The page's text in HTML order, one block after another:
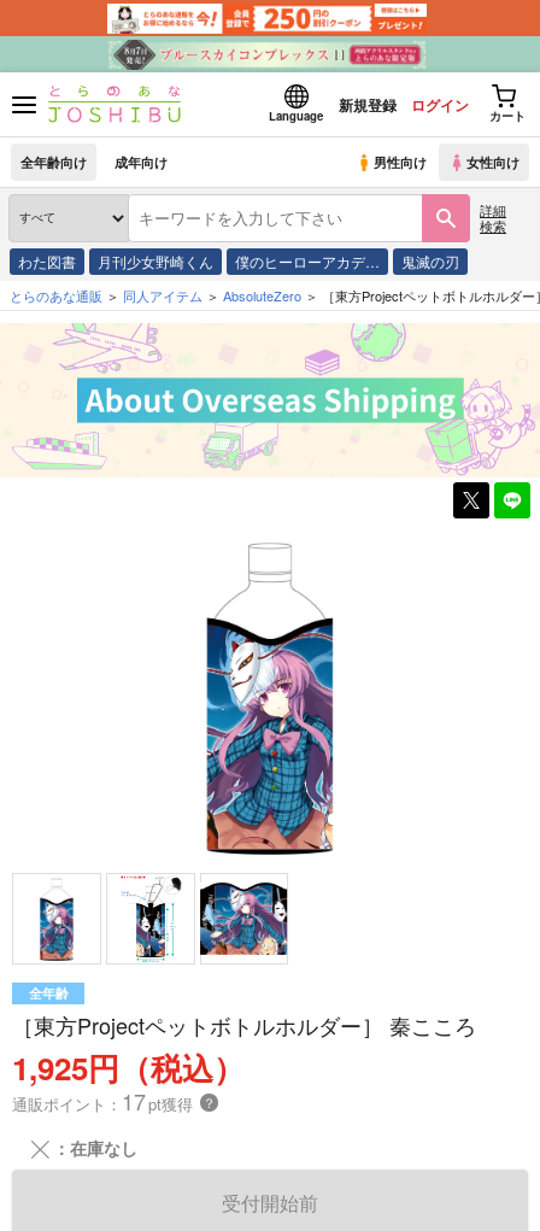
Language
新規登録 ログイン
カート
全年齢向け 成年向け 男性向け 女性向け
詳細
検索
わた図書 月刊少女野崎くん 僕のヒーローアカデ… 鬼滅の刃
とらのあな通販 同人アイテム AbsoluteZero ［東方Projectペットボトルホルダ
全年齢
［東方Projectペットボトルホルダー］ 秦こころ
1,925円（税込）
通販ポイント： 17pt獲得 ？
╳ ：在庫なし
受付開始前